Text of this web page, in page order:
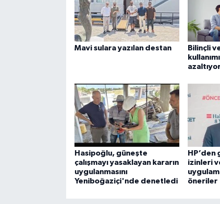
Mavi sulara yazılan destan
Bilinçli
Hasipoğlu, güneşte
çalışmayı yasaklayan kararın
uygulanmasını
Yeniboğaziçi'nde denetledi
HP’den
izinleri
öneriler